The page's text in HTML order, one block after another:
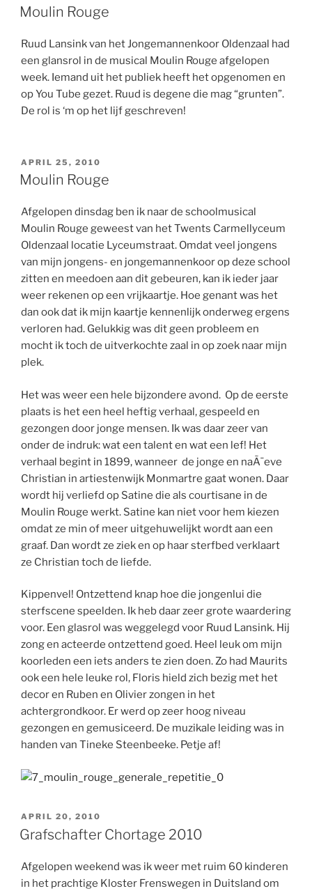
OP
Moulin Rouge
Ruud Lansink van het Jongemannenkoor Oldenzaal had
een glansrol in de musical Moulin Rouge afgelopen
week. Iemand uit het publiek heeft het opgenomen en
op You Tube gezet. Ruud is degene die mag “grunten”.
De rol is ‘m op het lijf geschreven!
GEPLAATST
OP
APRIL 25, 2010
Moulin Rouge
Afgelopen dinsdag ben ik naar de schoolmusical
Moulin Rouge geweest van het Twents Carmellyceum
Oldenzaal locatie Lyceumstraat. Omdat veel jongens
van mijn jongens- en jongemannenkoor op deze school
zitten en meedoen aan dit gebeuren, kan ik ieder jaar
weer rekenen op een vrijkaartje. Hoe genant was het
dan ook dat ik mijn kaartje kennenlijk onderweg ergens
verloren had. Gelukkig was dit geen probleem en
mocht ik toch de uitverkochte zaal in op zoek naar mijn
plek.
Het was weer een hele bijzondere avond. Op de eerste
plaats is het een heel heftig verhaal, gespeeld en
gezongen door jonge mensen. Ik was daar zeer van
onder de indruk: wat een talent en wat een lef! Het
verhaal begint in 1899, wanneer de jonge en naÃ¯eve
Christian in artiestenwijk Monmartre gaat wonen. Daar
wordt hij verliefd op Satine die als courtisane in de
Moulin Rouge werkt. Satine kan niet voor hem kiezen
omdat ze min of meer uitgehuwelijkt wordt aan een
graaf. Dan wordt ze ziek en op haar sterfbed verklaart
ze Christian toch de liefde.
Kippenvel! Ontzettend knap hoe die jongenlui die
sterfscene speelden. Ik heb daar zeer grote waardering
voor. Een glasrol was weggelegd voor Ruud Lansink. Hij
zong en acteerde ontzettend goed. Heel leuk om mijn
koorleden een iets anders te zien doen. Zo had Maurits
ook een hele leuke rol, Floris hield zich bezig met het
decor en Ruben en Olivier zongen in het
achtergrondkoor. Er werd op zeer hoog niveau
gezongen en gemusiceerd. De muzikale leiding was in
handen van Tineke Steenbeeke. Petje af!
GEPLAATST
OP
APRIL 20, 2010
Grafschafter Chortage 2010
Afgelopen weekend was ik weer met ruim 60 kinderen
in het prachtige Kloster Frenswegen in Duitsland om